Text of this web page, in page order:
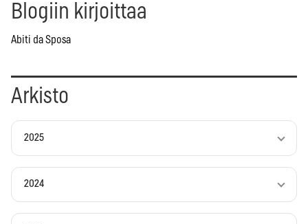
Blogiin kirjoittaa
Abiti da Sposa
Arkisto
2025
2024